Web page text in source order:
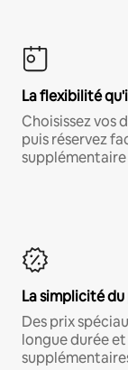
La flexibilité
Choisissez vos
puis réservez
La simplicité du
Des prix
longue durée